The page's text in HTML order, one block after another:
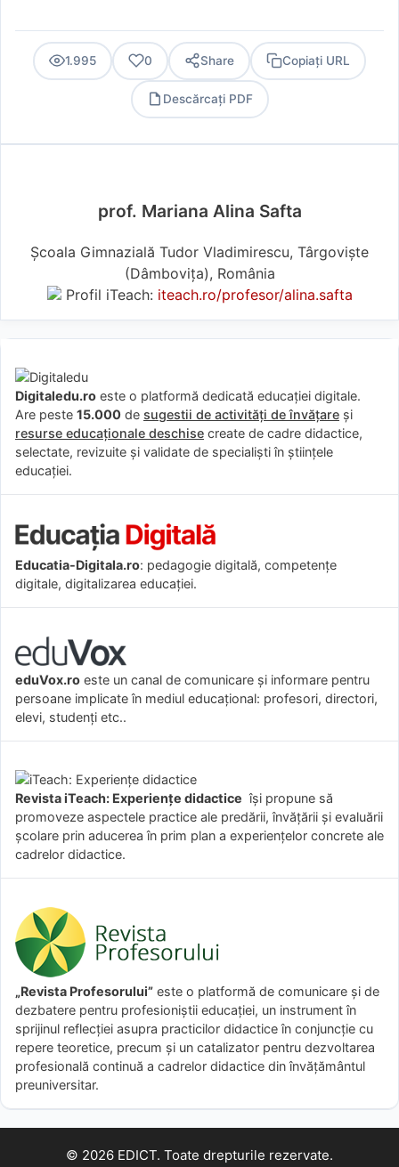
1.995 0 Share Copiați URL
Descărcați PDF
prof. Mariana Alina Safta
Școala Gimnazială Tudor Vladimirescu, Târgoviște
(Dâmboviţa), România
Profil iTeach: iteach.ro/profesor/alina.safta
Digitaledu.ro este o platformă dedicată educației digitale.
Are peste 15.000 de sugestii de activități de învățare și
resurse educaționale deschise create de cadre didactice,
selectate, revizuite și validate de specialiști în științele
educației.
Educatia-Digitala.ro: pedagogie digitală, competențe
digitale, digitalizarea educației.
eduVox.ro este un canal de comunicare și informare pentru
persoane implicate în mediul educațional: profesori, directori,
elevi, studenți etc..
Revista iTeach: Experienţe didactice îşi propune să
promoveze aspectele practice ale predării, învăţării şi evaluării
şcolare prin aducerea în prim plan a experienţelor concrete ale
cadrelor didactice.
„Revista Profesorului” este o platformă de comunicare și de
dezbatere pentru profesioniștii educației, un instrument în
sprijinul reflecției asupra practicilor didactice în conjuncție cu
repere teoretice, precum și un catalizator pentru dezvoltarea
profesională continuă a cadrelor didactice din învățământul
preuniversitar.
© 2026 EDICT. Toate drepturile rezervate.